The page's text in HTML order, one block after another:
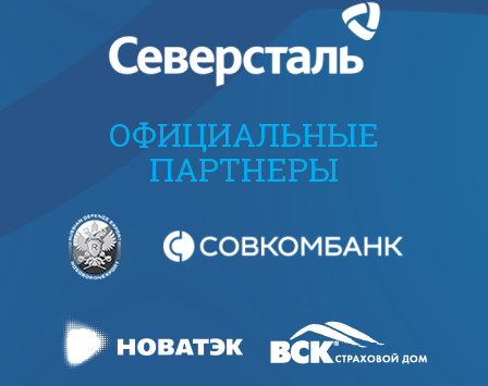
ОФИЦИАЛЬНЫЕ
ПАРТНЕРЫ